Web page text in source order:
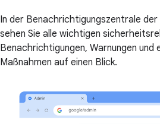
In der Benachrichtigungszentrale
sehen Sie alle wichtigen
Benachrichtigungen, Warnungen und
Maßnahmen auf einen Blick.